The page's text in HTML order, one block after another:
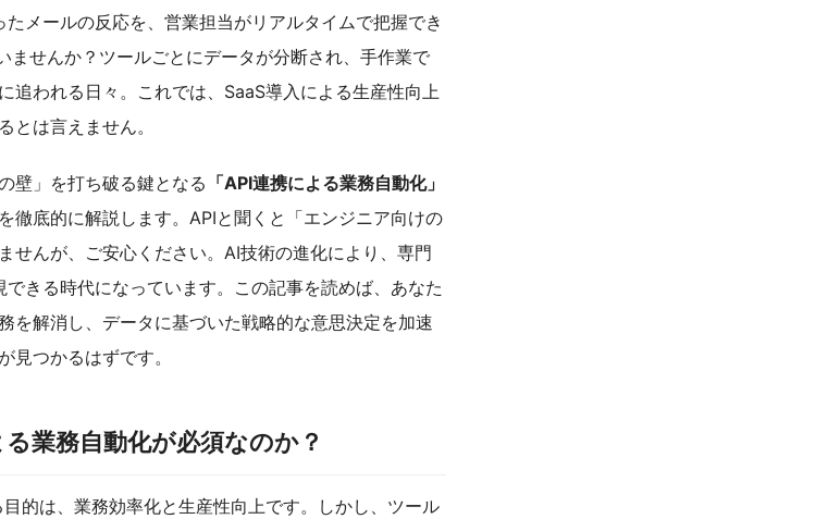
メールの反応を、営業担当がリアルタイムで把握でき
ませんか？ツールごとにデータが分断され、手作業で
追われる日々。これでは、SaaS導入による生産性向上
とは言えません。
壁」を打ち破る鍵となる 「API連携による業務自動化」
徹底的に解説します。APIと聞くと「エンジニア向けの
せんが、ご安心ください。AI技術の進化により、専門
きる時代になっています。この記事を読めば、あなた
を解消し、データに基づいた戦略的な意思決定を加速
見つかるはずです。
業務自動化が必須なのか？
的は、業務効率化と生産性向上です。しかし、ツール